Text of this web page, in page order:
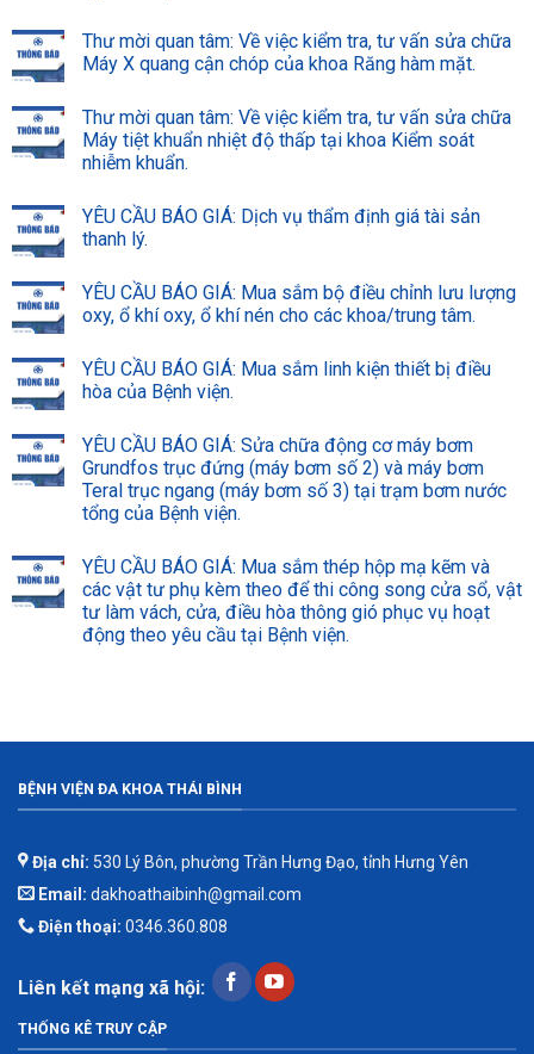
Thư mời quan tâm: Về việc kiểm tra, tư vấn sửa chữa
Máy X quang cận chóp của khoa Răng hàm mặt.
Thư mời quan tâm: Về việc kiểm tra, tư vấn sửa chữa
Máy tiệt khuẩn nhiệt độ thấp tại khoa Kiểm soát
nhiễm khuẩn.
YÊU CẦU BÁO GIÁ: Dịch vụ thẩm định giá tài sản
thanh lý.
YÊU CẦU BÁO GIÁ: Mua sắm bộ điều chỉnh lưu lượng
oxy, ổ khí oxy, ổ khí nén cho các khoa/trung tâm.
YÊU CẦU BÁO GIÁ: Mua sắm linh kiện thiết bị điều
hòa của Bệnh viện.
YÊU CẦU BÁO GIÁ: Sửa chữa động cơ máy bơm
Grundfos trục đứng (máy bơm số 2) và máy bơm
Teral trục ngang (máy bơm số 3) tại trạm bơm nước
tổng của Bệnh viện.
YÊU CẦU BÁO GIÁ: Mua sắm thép hộp mạ kẽm và
các vật tư phụ kèm theo để thi công song cửa sổ, vật
tư làm vách, cửa, điều hòa thông gió phục vụ hoạt
động theo yêu cầu tại Bệnh viện.
BỆNH VIỆN ĐA KHOA THÁI BÌNH
Địa chỉ: 530 Lý Bôn, phường Trần Hưng Đạo, tỉnh Hưng Yên
Email: dakhoathaibinh@gmail.com
Điện thoại: 0346.360.808
Liên kết mạng xã hội:
THỐNG KÊ TRUY CẬP